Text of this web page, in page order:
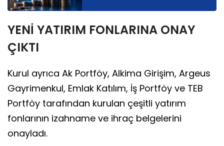
YENİ YATIRIM FONLARINA ONAY
ÇIKTI
Kurul ayrıca Ak Portföy, Alkima Girişim, Argeus
Gayrimenkul, Emlak Katılım, İş Portföy ve TEB
Portföy tarafından kurulan çeşitli yatırım
fonlarının izahname ve ihraç belgelerini
onayladı.